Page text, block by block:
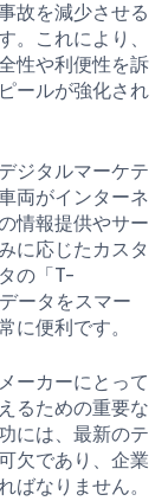
故を減少させる
。これにより、
性や利便性を訴
ールが強化され
ジタルマーケテ
両がインターネ
情報提供やサー
に応じたカスタ
の「T-
ータをスマー
に便利です。
ーカーにとって
るための重要な
には、最新のテ
欠であり、企業
ばなりません。